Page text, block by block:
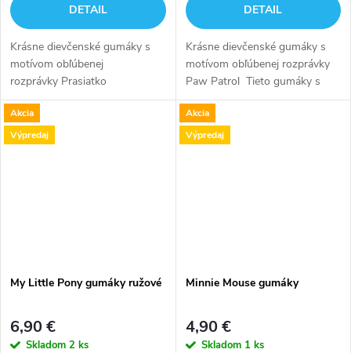
DETAIL
Krásne dievčenské gumáky s
motívom obľúbenej
rozprávky Prasiatko
Peppa Tieto gumáky s pevnou
protišmykou podrážkou si Vaše
dieťa zamiluje. Vďaka
DETAIL
Krásne dievčenské gumáky s
motívom obľúbenej rozprávky
Paw Patrol Tieto gumáky s
pevnou protišmykou podrážkou
si Vaše dieťa zamiluje. Vďaka
sťahovacej šnúrke do čižiem...
Akcia
Výpredaj
My Little Pony gumáky ružové
6,90 €
Skladom 2 ks
Akcia
Výpredaj
Minnie Mouse gumáky
4,90 €
Skladom 1 ks